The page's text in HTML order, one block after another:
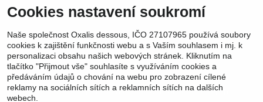
Důvěra zákaznic
cítí krásně.
Sledujte nás: Facebook | Instagram | YouTube
Cookies nastavení soukromí
Naše společnost Oxalis dessous, IČO 27107965 používá soubory
cookies k zajištění funkčnosti webu a s Vaším souhlasem i mj. k
personalizaci obsahu našich webových stránek. Kliknutím na
tlačítko "Přijmout vše" souhlasíte s využíváním cookies a
předáváním údajů o chování na webu pro zobrazení cílené
reklamy na sociálních sítích a reklamních sítích na dalších
webech.